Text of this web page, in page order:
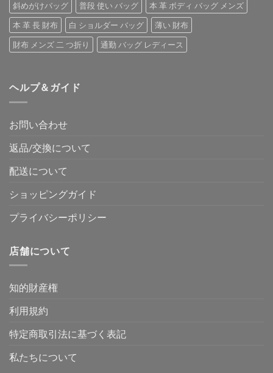
斜めがけバッグ
普段 使い バッグ
本 革 ボディ バッグ メンズ
本 革 長 財布
白 ショルダー バッグ
薄い 財布
財布 メンズ 二 つ折り
通勤 バッグ レディース
ヘルプ＆ガイド
お問い合わせ
返品/交換について
配送について
ショッピングガイド
プライバシーポリシー
店舗について
知的財産権
利用規約
特定商取引法に基づく表記
私たちについて